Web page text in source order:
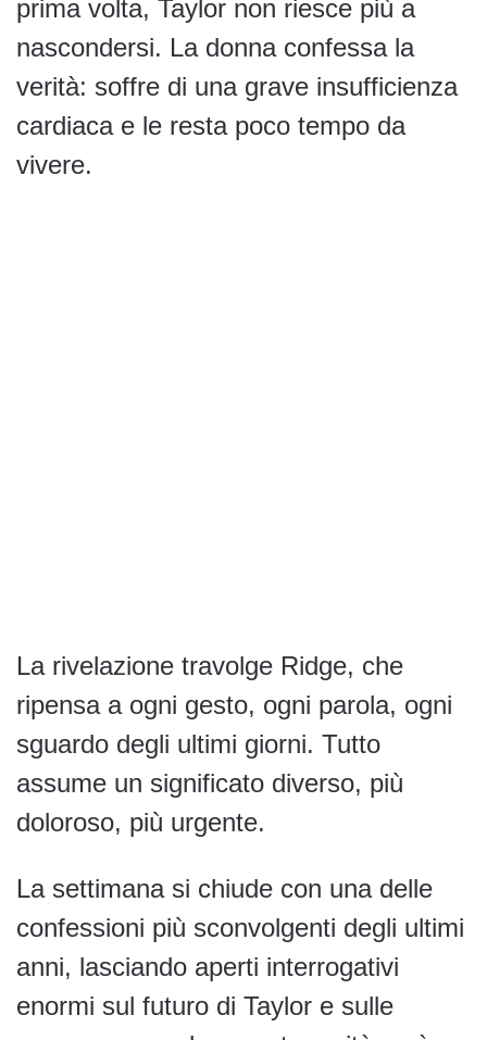
prima volta, Taylor non riesce più a
nascondersi. La donna confessa la
verità: soffre di una grave insufficienza
cardiaca e le resta poco tempo da
vivere.
La rivelazione travolge Ridge, che
ripensa a ogni gesto, ogni parola, ogni
sguardo degli ultimi giorni. Tutto
assume un significato diverso, più
doloroso, più urgente.
La settimana si chiude con una delle
confessioni più sconvolgenti degli ultimi
anni, lasciando aperti interrogativi
enormi sul futuro di Taylor e sulle